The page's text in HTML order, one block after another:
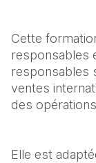
Cette
responsables
responsables
ventes
des
Elle est